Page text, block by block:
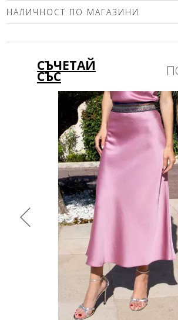
центрофугиране или химическо
перилни препарати без избелващи
НАЛИЧНОСТ ПО МАГАЗИНИ
СЪЧЕТАЙ
СЪС